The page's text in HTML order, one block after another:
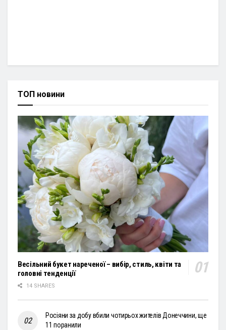
ТОП новини
Весільний букет нареченої – вибір, стиль, квіти та
головні тенденції
14 SHARES
Росіяни за добу вбили чотирьох жителів Донеччини, ще
11 поранили